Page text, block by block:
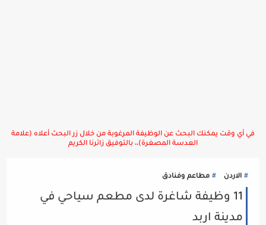
في أي وقت يمكنك البحث عن الوظيفة المرغوبة من خلال زر البحث أعلاه (علامة
العدسة المصغرة)،، بالتوفيق زائرنا الكريم
الاردن مطاعم وفنادق
11 وظيفة شاغرة لدى مطعم سياحي في
مدينة اربد